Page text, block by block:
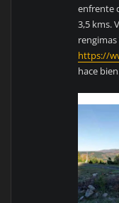
enfrente
3,5 kms.
https://
hace